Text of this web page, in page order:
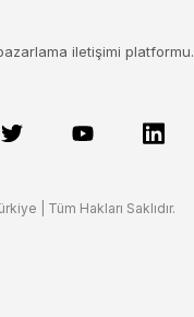
iletişimi platformu.
| Tüm Hakları Saklıdır.